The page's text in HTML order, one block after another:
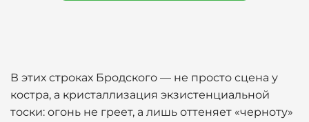
В этих строках Бродского — не просто сцена у
костра, а кристаллизация экзистенциальной
тоски: огонь не греет, а лишь оттеняет «черноту»